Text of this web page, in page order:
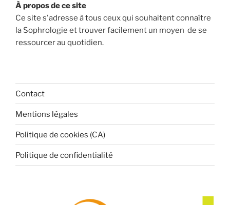
À propos de ce site
Ce site s'adresse à tous ceux qui souhaitent connaître
la Sophrologie et trouver facilement un moyen de se
ressourcer au quotidien.
Contact
Mentions légales
Politique de cookies (CA)
Politique de confidentialité